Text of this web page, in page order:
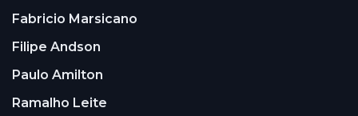
Fabricio Marsicano
Filipe Andson
Paulo Amilton
Ramalho Leite